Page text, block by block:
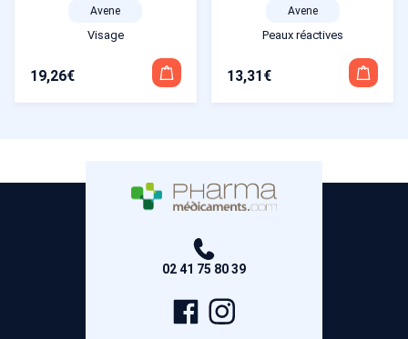
Avene
Visage
19,26€
Avene
Peaux réactives
13,31 €
02 41 75 80 39
Page
Facebook